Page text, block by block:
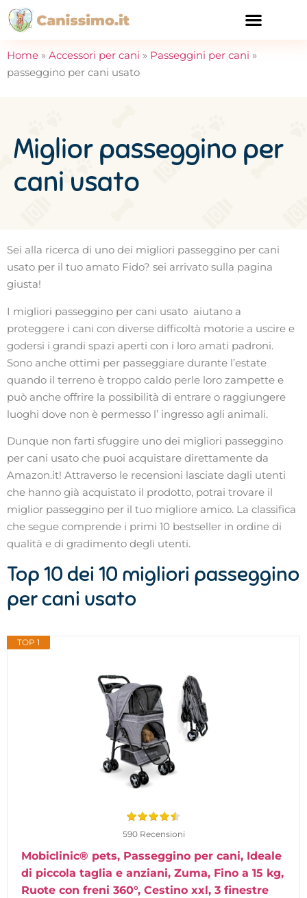
Home » Accessori per cani » Passeggini per cani »
passeggino per cani usato
Miglior passeggino per
cani usato
Sei alla ricerca di uno dei migliori passeggino per cani
usato per il tuo amato Fido? sei arrivato sulla pagina
giusta!
I migliori passeggino per cani usato aiutano a
proteggere i cani con diverse difficoltà motorie a uscire e
godersi i grandi spazi aperti con i loro amati padroni.
Sono anche ottimi per passeggiare durante l’estate
quando il terreno è troppo caldo perle loro zampette e
può anche offrire la possibilità di entrare o raggiungere
luoghi dove non è permesso l’ ingresso agli animali.
Dunque non farti sfuggire uno dei migliori passeggino
per cani usato che puoi acquistare direttamente da
Amazon.it! Attraverso le recensioni lasciate dagli utenti
che hanno già acquistato il prodotto, potrai trovare il
miglior passeggino per il tuo migliore amico. La classifica
che segue comprende i primi 10 bestseller in ordine di
qualità e di gradimento degli utenti.
Top 10 dei 10 migliori passeggino
per cani usato
TOP 1
590 Recensioni
Mobiclinic® pets, Passeggino per cani, Ideale
di piccola taglia e anziani, Zuma, Fino a 15 kg,
Ruote con freni 360°, Cestino xxl, 3 finestre